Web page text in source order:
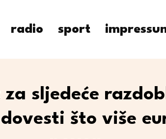
radio sport
sljedeće
što više